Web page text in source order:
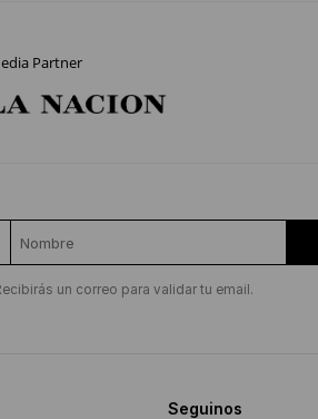
Partner
un correo para validar tu email.
Seguinos